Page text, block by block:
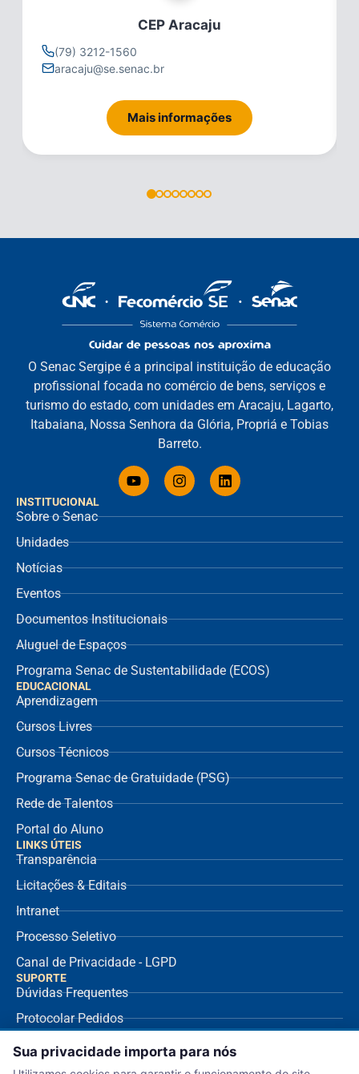
CEP Aracaju
(79) 3212-1560
aracaju@se.senac.br
Mais informações
INSTITUCIONAL
Sobre o Senac
Unidades
Notícias
Eventos
Documentos Institucionais
Aluguel de Espaços
Programa Senac de Sustentabilidade (ECOS)
EDUCACIONAL
Aprendizagem
Cursos Livres
Cursos Técnicos
Programa Senac de Gratuidade (PSG)
Rede de Talentos
Portal do Aluno
O Senac Sergipe é a principal instituição de educação
profissional focada no comércio de bens, serviços e
turismo do estado, com unidades em Aracaju, Lagarto,
Itabaiana, Nossa Senhora da Glória, Propriá e Tobias
Barreto.
LINKS ÚTEIS
Transparência
Licitações & Editais
Intranet
Processo Seletivo
Canal de Privacidade - LGPD
SUPORTE
Dúvidas Frequentes
Protocolar Pedidos
Envio de NF Fornecedor
Ouvidoria
Sua privacidade importa para nós